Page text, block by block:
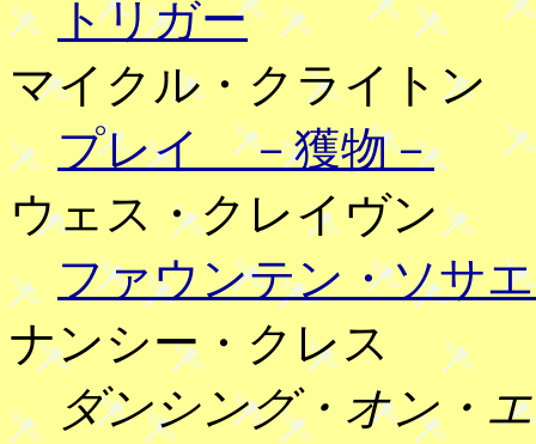
トリガー
マイクル・クライトン
プレイ －獲物－
ウェス・クレイヴン
ファウンテン・ソサ
ナンシー・クレス
ダンシング・オン・